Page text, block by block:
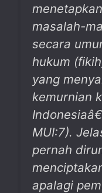
masalah-
secara
hukum
yang
kemurnian
MUI:7).
pernah
apalagi